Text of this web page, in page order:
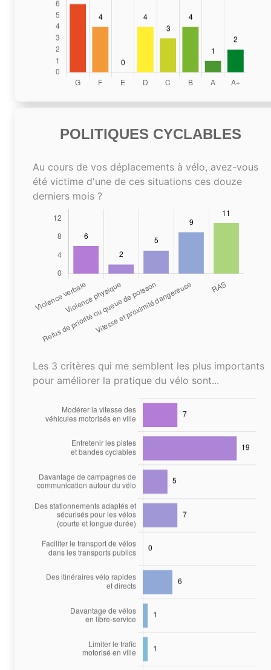
POLITIQUES CYCLABLES
Au cours de vos déplacements à vélo, avez-vous
été victime d'une de ces situations ces douze
derniers mois ?
Les 3 critères qui me semblent les plus importants
pour améliorer la pratique du vélo sont...